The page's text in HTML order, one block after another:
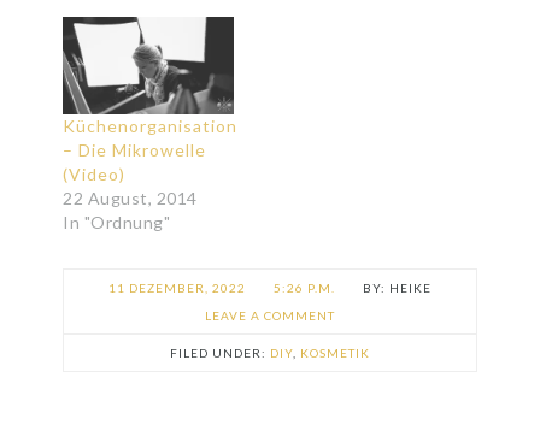
Küchenorganisation
– Die Mikrowelle
(Video)
22 August, 2014
In "Ordnung"
11 DEZEMBER, 2022 5:26 P.M.
HEIKE
LEAVE A COMMENT
FILED UNDER: DIY KOSMETIK